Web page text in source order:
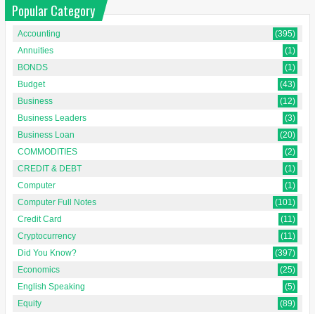
Popular Category
Accounting
(395)
Annuities
(1)
BONDS
(1)
Budget
(43)
Business
(12)
Business Leaders
(3)
Business Loan
(20)
COMMODITIES
(2)
CREDIT & DEBT
(1)
Computer
(1)
Computer Full Notes
(101)
Credit Card
(11)
Cryptocurrency
(11)
Did You Know?
(397)
Economics
(25)
English Speaking
(5)
Equity
(89)